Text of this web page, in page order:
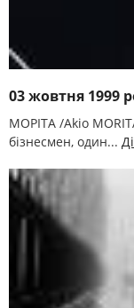
03 жовтня 1999
МОРІТА /Akio
бізнесмен, один...